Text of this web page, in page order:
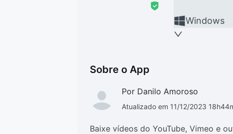
Windows
Sobre o App
Por Danilo Amoroso
Atualizado em 11/12/2023
Baixe vídeos do YouTube, Vimeo e